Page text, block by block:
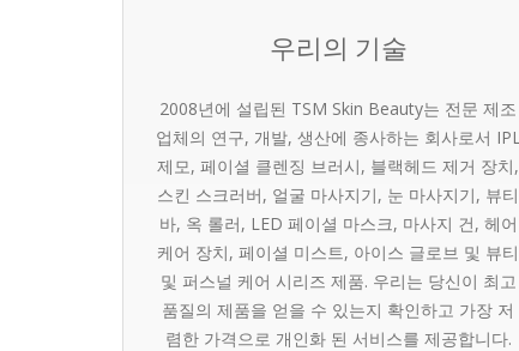
우리의 기술
2008년에 설립된 TSM Skin Beauty는 전문 제조
업체의 연구, 개발, 생산에 종사하는 회사로서 IPL
제모, 페이셜 클렌징 브러시, 블랙헤드 제거 장치,
스킨 스크러버, 얼굴 마사지기, 눈 마사지기, 뷰티
바, 옥 롤러, LED 페이셜 마스크, 마사지 건, 헤어
케어 장치, 페이셜 미스트, 아이스 글로브 및 뷰티
및 퍼스널 케어 시리즈 제품. 우리는 당신이 최고
품질의 제품을 얻을 수 있는지 확인하고 가장 저
렴한 가격으로 개인화 된 서비스를 제공합니다.